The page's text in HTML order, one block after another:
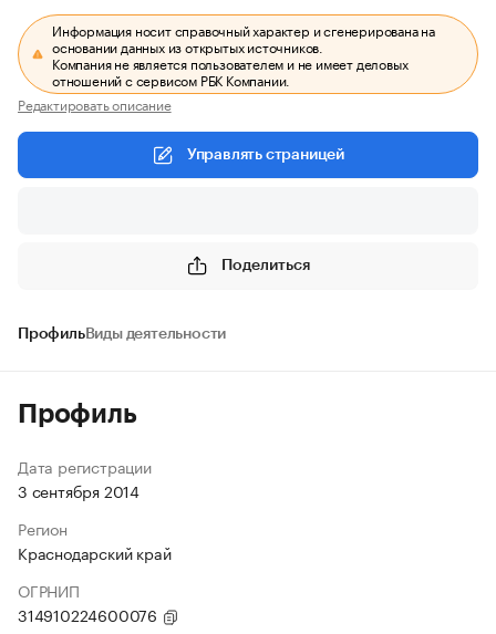
Информация носит справочный характер и сгенерирована на
основании данных из открытых источников.
Компания не является пользователем и не имеет деловых
отношений с сервисом РБК Компании.
Редактировать описание
Управлять страницей
Поделиться
ПрофильВиды деятельности
Профиль
Дата регистрации
3 сентября 2014
Регион
Краснодарский край
ОГРНИП
314910224600076